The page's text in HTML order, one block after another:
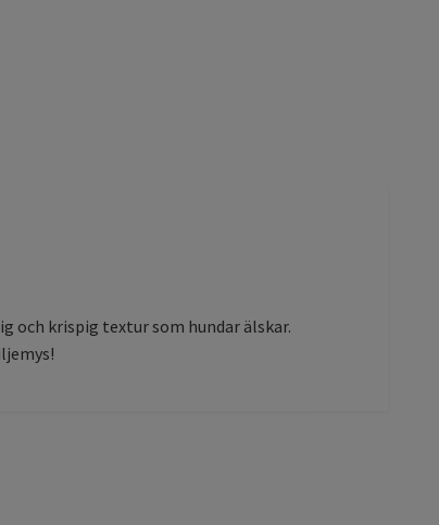
och krispig textur som hundar älskar.